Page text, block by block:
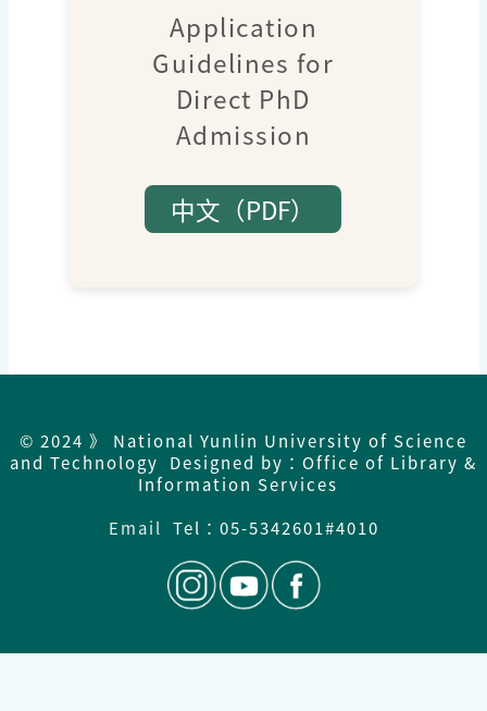
Application
Guidelines for
Direct PhD
Admission
中文（PDF）
© 2024 》 National Yunlin University of Science
and Technology Designed by：Office of Library &
Information Services
Email Tel： 05-5342601#4010